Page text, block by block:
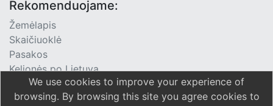
Rekomenduojame:
Žemėlapis
Skaičiuoklė
Pasakos
Kelionės po Lietuvą
TV Programa
We use cookies to improve your experience of
browsing. By browsing this site you agree cookies to